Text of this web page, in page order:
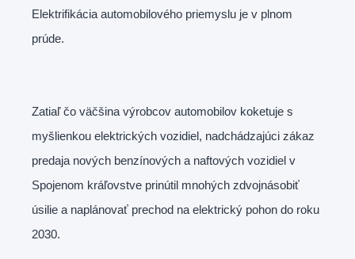
Elektrifikácia automobilového priemyslu je v plnom
prúde.
Zatiaľ čo väčšina výrobcov automobilov koketuje s
myšlienkou elektrických vozidiel, nadchádzajúci zákaz
predaja nových benzínových a naftových vozidiel v
Spojenom kráľovstve prinútil mnohých zdvojnásobiť
úsilie a naplánovať prechod na elektrický pohon do roku
2030.